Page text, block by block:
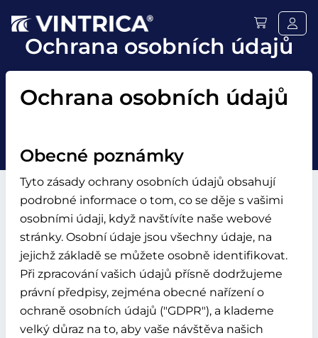
Ochrana osobních údajů
Ochrana osobních údajů
Obecné poznámky
Tyto zásady ochrany osobních údajů obsahují
podrobné informace o tom, co se děje s vašimi
osobními údaji, když navštívíte naše webové
stránky. Osobní údaje jsou všechny údaje, na
jejichž základě se můžete osobně identifikovat.
Při zpracování vašich údajů přísně dodržujeme
právní předpisy, zejména obecné nařízení o
ochraně osobních údajů ("GDPR"), a klademe
velký důraz na to, aby vaše návštěva našich